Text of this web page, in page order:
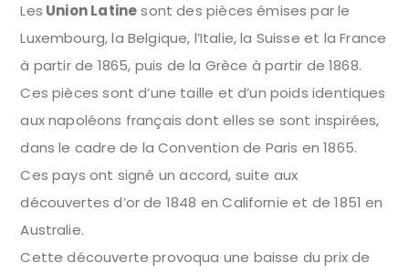
Les Union Latinesont des pièces émises par le
Luxembourg, la Belgique, l’Italie, la Suisse et la France
à partir de 1865, puis de la Grèce à partir de 1868.
Ces pièces sont d’une taille et d’un poids identiques
aux napoléons français dont elles se sont inspirées,
dans le cadre de la Convention de Paris en 1865.
Ces pays ont signé un accord, suite aux
découvertes d’or de 1848 en Californie et de 1851 en
Australie.
Cette découverte provoqua une baisse du prix de